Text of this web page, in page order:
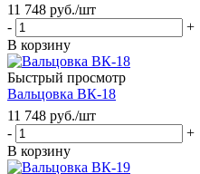
11 748 руб./шт
-
+
В корзину
Быстрый просмотр
Вальцовка ВК-18
11 748 руб./шт
-
+
В корзину